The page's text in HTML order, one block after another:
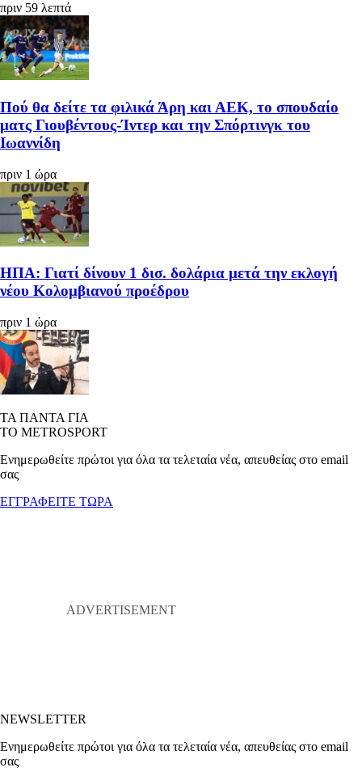
πριν 59 λεπτά
Πού θα δείτε τα φιλικά Άρη και ΑΕΚ, το σπουδαίο
ματς Γιουβέντους-Ίντερ και την Σπόρτινγκ του
Ιωαννίδη
πριν 1 ώρα
ΗΠΑ: Γιατί δίνουν 1 δισ. δολάρια μετά την εκλογή
νέου Κολομβιανού προέδρου
πριν 1 ώρα
ΤΑ ΠΑΝΤΑ ΓΙΑ
ΤΟ METROSPORT
Ενημερωθείτε πρώτοι για όλα τα τελεταία νέα, απευθείας στο email
σας
ΕΓΓΡΑΦΕΙΤΕ ΤΩΡΑ
NEWSLETTER
Ενημερωθείτε πρώτοι για όλα τα τελεταία νέα, απευθείας στο email
σας